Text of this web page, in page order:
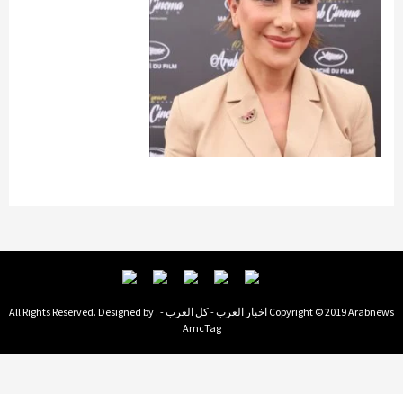
Copyright © 2019 Arabnews اخبار العرب - كل العرب - . All Rights Reserved. Designed by
AmcTag